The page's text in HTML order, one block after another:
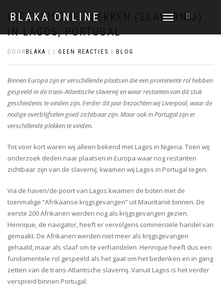
BLAKA ONLINE
SCHAKEL
MENU
HISTORISCHE PLEKKEN (SLAVERNIJ)
IN LAGOS, PORTUGAL
DOOR BLAKA GEEN REACTIES BLOG
Binnen Europa zijn er verschillende plaatsen die een prominente rol hebben
gespeeld in de trans-Atlantische slavernij en waar restanten van dit stuk
geschiedenis te vinden zijn. Eerder dit jaar bezochten wij Liverpool, waar de
nodige overblijfselen goed zichtbaar zijn. Maar ook in Portugal zijn er
verschillende plekken te vinden.
Tot voor kort waren wij alleen bekend met Lagos in Nigeria. Toen wij
onderzoek deden naar plaatsen in Europa waar nog restanten
zichtbaar zijn van de slavernij, kwamen wij Lagos in Portugal tegen.
Via de haven/de poort van Lagos kwamen de boten met de
toenmalige “Afrikaanse krijgsgevangen” uit Mauritanië binnen. De
eerste 200 Afrikanen werden nog als krijgsgevangen gezien.
Henrique, de navigator, heeft er vervolgens commerciële handel van
gemaakt. De Afrikanen werden niet meer als krijgsgevangen
gehaald, maar als slaaf om te verhandelen. Henrique heeft dus een
fundamentele rol gespeeld als het gaat om het bedenken en in gang
zetten van de trans-Atlantische slavernij. Vanuit Lagos is het verder
verspreid binnen Portugal.